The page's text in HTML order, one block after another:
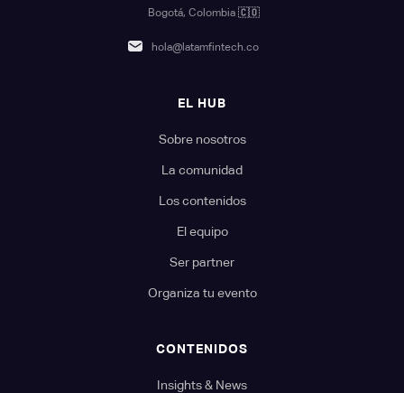
Bogotá, Colombia 🇨🇴
hola@latamfintech.co
EL HUB
Sobre nosotros
La comunidad
Los contenidos
El equipo
Ser partner
Organiza tu evento
CONTENIDOS
Insights & News